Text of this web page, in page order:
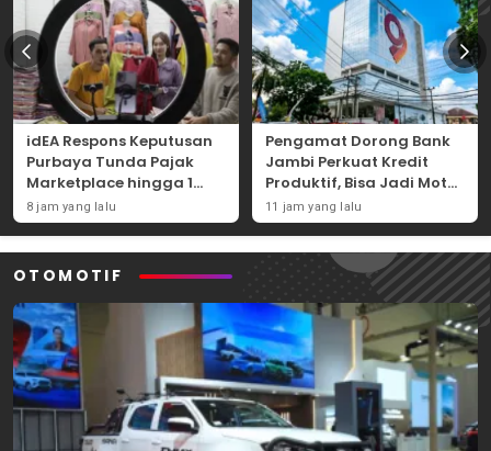
idEA Respons Keputusan
Purbaya Tunda Pajak
Marketplace hingga 1
November 2026
8 jam yang lalu
Pengamat Dorong Bank
Jambi Perkuat Kredit
Produktif, Bisa Jadi Motor
Ekonomi Daerah
11 jam yang lalu
OTOMOTIF